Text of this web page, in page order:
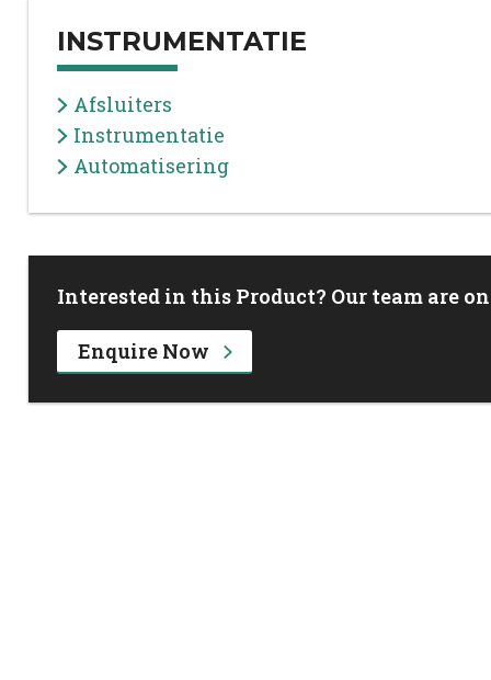
INSTRUMENTATIE
Afsluiters
Instrumentatie
Automatisering
Interested in this Product? Our team are
Enquire Now